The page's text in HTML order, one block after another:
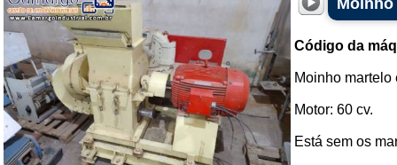
Código da
Moinho martelo
Motor: 60 cv.
Está sem os